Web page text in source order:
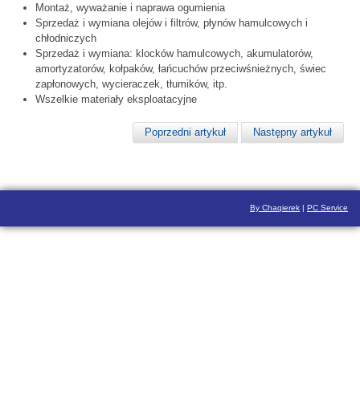
Montaż, wyważanie i naprawa ogumienia
Sprzedaż i wymiana olejów i filtrów, płynów hamulcowych i
chłodniczych
Sprzedaż i wymiana: klocków hamulcowych, akumulatorów,
amortyzatorów, kołpaków, łańcuchów przeciwśnieżnych, świec
zapłonowych, wycieraczek, tłumików, itp.
Wszelkie materiały eksploatacyjne
Poprzedni artykuł Następny artykuł
By Chaqierek PC Service